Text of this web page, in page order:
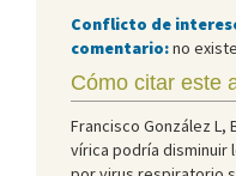
Conflicto de
comentario:no
Cómo citar este
Francisco González L,
vírica podría disminuir